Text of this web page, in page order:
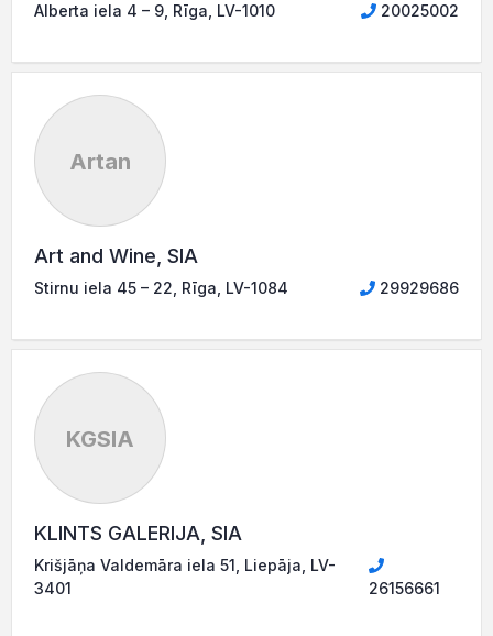
Alberta iela 4 – 9, Rīga, LV-1010 20025002
Artan
Art and Wine, SIA
Stirnu iela 45 – 22, Rīga, LV-1084 29929686
KGSIA
KLINTS GALERIJA, SIA
Krišjāņa Valdemāra iela 51, Liepāja, LV-
3401
26156661